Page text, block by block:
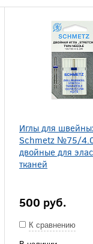
Иглы для
Schmetz №75/
двойные для
тканей
500 руб.
К сравнению